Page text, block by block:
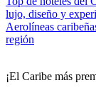
lujo, diseño y
Aerolíneas
región
¡El Caribe más